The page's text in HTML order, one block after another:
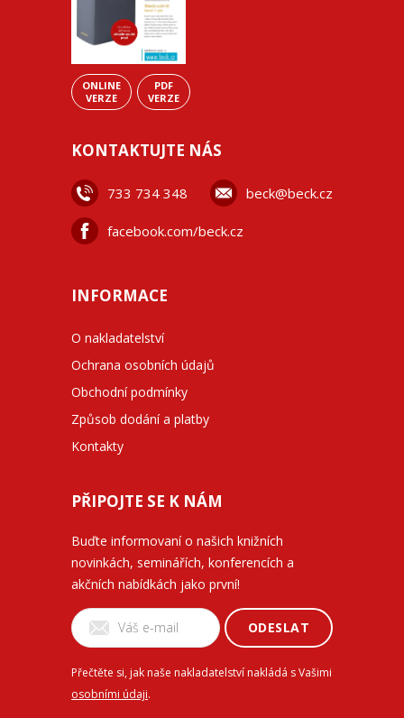
ONLINE
VERZE
PDF
VERZE
KONTAKTUJTE NÁS
733 734 348 beck@beck.cz
facebook.com/beck.cz
INFORMACE
O nakladatelství
Ochrana osobních údajů
Obchodní podmínky
Způsob dodání a platby
Kontakty
PŘIPOJTE SE K NÁM
Buďte informovaní o našich knižních
novinkách, seminářích, konferencích a
akčních nabídkách jako první!
ODESLAT
Přečtěte si, jak naše nakladatelství nakládá s Vašimi
osobními údaji.